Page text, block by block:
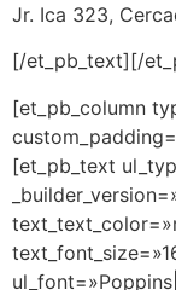
Jr. Ica 323,
[/et_pb_text][/
[et_pb_column
[et_pb_text